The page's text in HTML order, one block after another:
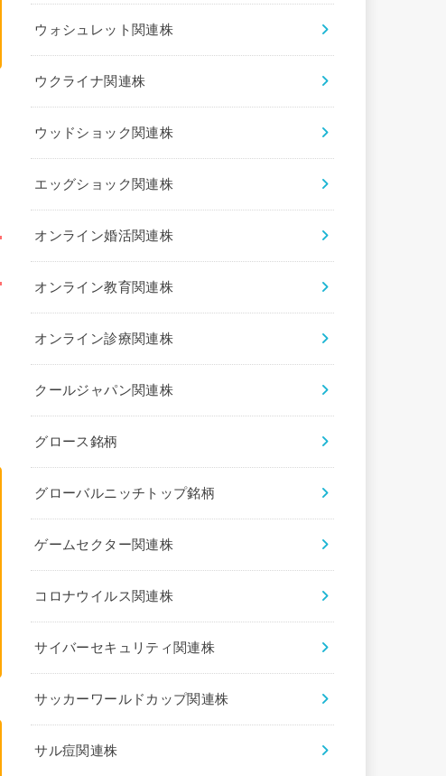
ウォシュレット関連株
ウクライナ関連株
ウッドショック関連株
エッグショック関連株
オンライン婚活関連株
オンライン教育関連株
オンライン診療関連株
クールジャパン関連株
グロース銘柄
グローバルニッチトップ銘柄
ゲームセクター関連株
コロナウイルス関連株
サイバーセキュリティ関連株
サッカーワールドカップ関連株
サル痘関連株